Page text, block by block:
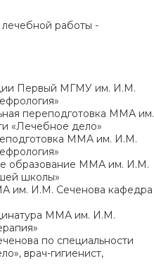
работы -
Первый МГМУ им. И.М.
переподготовка ММА им.
«Лечебное дело»
ММА им. И.М.
образование ММА им. И.М.
школы»
им. И.М. Сеченова кафедра
ММА им. И.М.
по специальности
врач-гигиенист,